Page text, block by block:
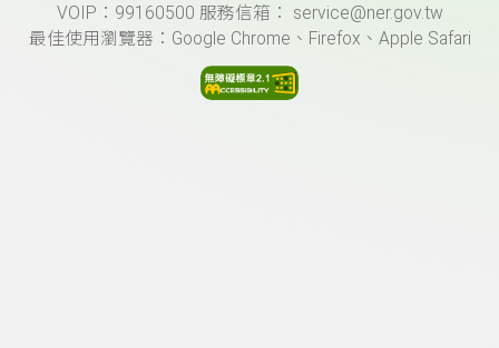
VOIP：99160500 服務信箱： service@ner.gov.tw
最佳使用瀏覽器：Google Chrome、Firefox、Apple Safari